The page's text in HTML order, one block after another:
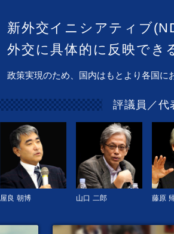
新外交イニシアティブ
外交に具体的に反映でき
政策実現のため、国内はもとより各国に
評議員／代
屋良 朝博 山口 二郎 藤原